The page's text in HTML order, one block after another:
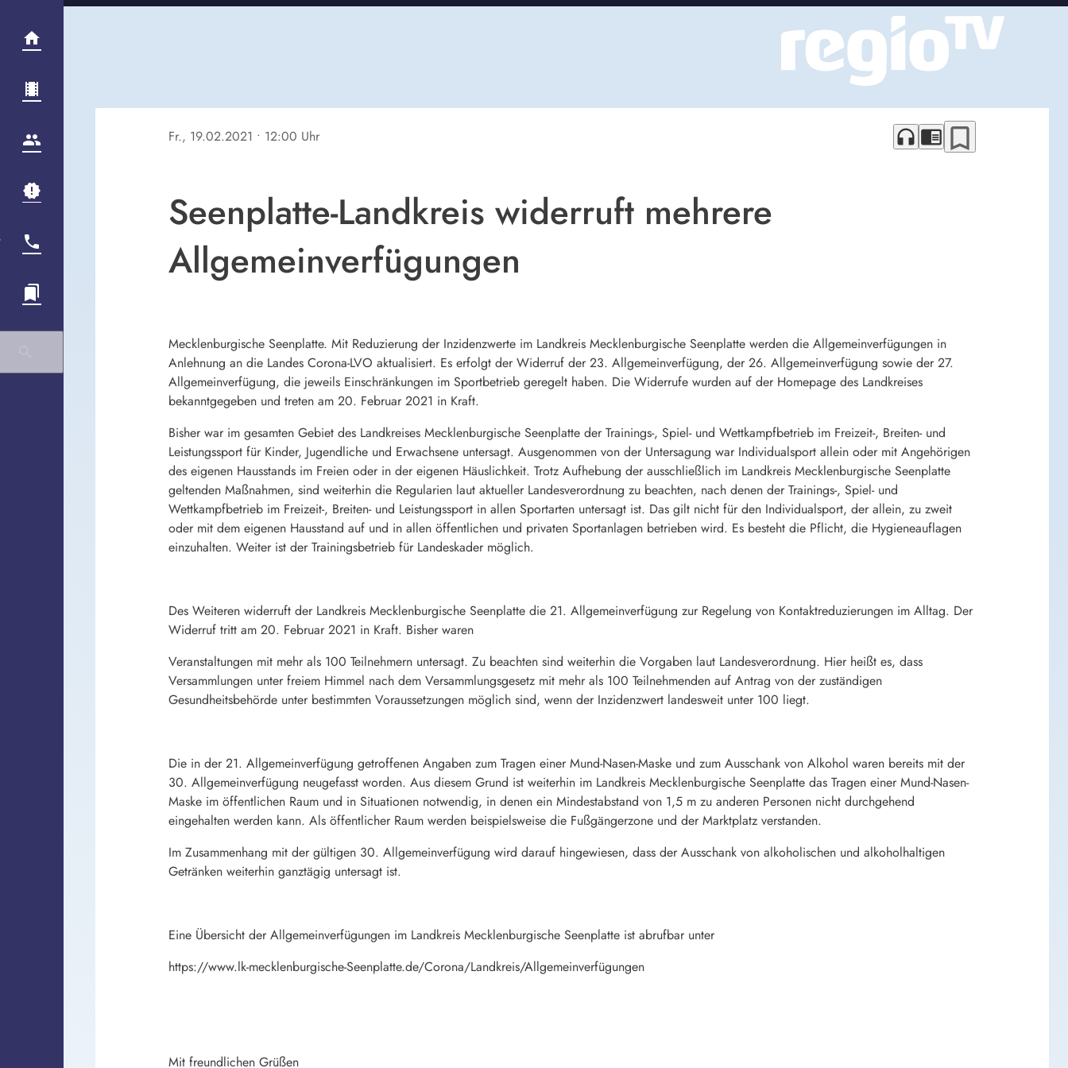
Fr., 19.02.2021 • 12:00 Uhr headphones chrome_reader_mode bookmark_border
Seenplatte-Landkreis widerruft mehrere
Allgemeinverfügungen
Mecklenburgische Seenplatte. Mit Reduzierung der Inzidenzwerte im Landkreis Mecklenburgische Seenplatte werden die Allgemeinverfügungen in
Anlehnung an die Landes Corona-LVO aktualisiert. Es erfolgt der Widerruf der 23. Allgemeinverfügung, der 26. Allgemeinverfügung sowie der 27.
Allgemeinverfügung, die jeweils Einschränkungen im Sportbetrieb geregelt haben. Die Widerrufe wurden auf der Homepage des Landkreises
bekanntgegeben und treten am 20. Februar 2021 in Kraft.
Bisher war im gesamten Gebiet des Landkreises Mecklenburgische Seenplatte der Trainings-, Spiel- und Wettkampfbetrieb im Freizeit-, Breiten- und
Leistungssport für Kinder, Jugendliche und Erwachsene untersagt. Ausgenommen von der Untersagung war Individualsport allein oder mit Angehörigen
des eigenen Hausstands im Freien oder in der eigenen Häuslichkeit. Trotz Aufhebung der ausschließlich im Landkreis Mecklenburgische Seenplatte
geltenden Maßnahmen, sind weiterhin die Regularien laut aktueller Landesverordnung zu beachten, nach denen der Trainings-, Spiel- und
Wettkampfbetrieb im Freizeit-, Breiten- und Leistungssport in allen Sportarten untersagt ist. Das gilt nicht für den Individualsport, der allein, zu zweit
oder mit dem eigenen Hausstand auf und in allen öffentlichen und privaten Sportanlagen betrieben wird. Es besteht die Pflicht, die Hygieneauflagen
einzuhalten. Weiter ist der Trainingsbetrieb für Landeskader möglich.
Des Weiteren widerruft der Landkreis Mecklenburgische Seenplatte die 21. Allgemeinverfügung zur Regelung von Kontaktreduzierungen im Alltag. Der
Widerruf tritt am 20. Februar 2021 in Kraft. Bisher waren
Veranstaltungen mit mehr als 100 Teilnehmern untersagt. Zu beachten sind weiterhin die Vorgaben laut Landesverordnung. Hier heißt es, dass
Versammlungen unter freiem Himmel nach dem Versammlungsgesetz mit mehr als 100 Teilnehmenden auf Antrag von der zuständigen
Gesundheitsbehörde unter bestimmten Voraussetzungen möglich sind, wenn der Inzidenzwert landesweit unter 100 liegt.
Die in der 21. Allgemeinverfügung getroffenen Angaben zum Tragen einer Mund-Nasen-Maske und zum Ausschank von Alkohol waren bereits mit der
30. Allgemeinverfügung neugefasst worden. Aus diesem Grund ist weiterhin im Landkreis Mecklenburgische Seenplatte das Tragen einer Mund-Nasen-
Maske im öffentlichen Raum und in Situationen notwendig, in denen ein Mindestabstand von 1,5 m zu anderen Personen nicht durchgehend
eingehalten werden kann. Als öffentlicher Raum werden beispielsweise die Fußgängerzone und der Marktplatz verstanden.
Im Zusammenhang mit der gültigen 30. Allgemeinverfügung wird darauf hingewiesen, dass der Ausschank von alkoholischen und alkoholhaltigen
Getränken weiterhin ganztägig untersagt ist.
Eine Übersicht der Allgemeinverfügungen im Landkreis Mecklenburgische Seenplatte ist abrufbar unter
https://www.lk-mecklenburgische-Seenplatte.de/Corona/Landkreis/Allgemeinverfügungen
Mit freundlichen Grüßen